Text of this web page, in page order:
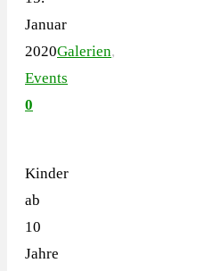
Januar
2020Galerien,
Events
0
Kinder
ab
10
Jahre